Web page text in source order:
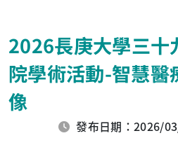
2026長庚大學三十
院學術活動-智慧醫
像
發布日期：2026/